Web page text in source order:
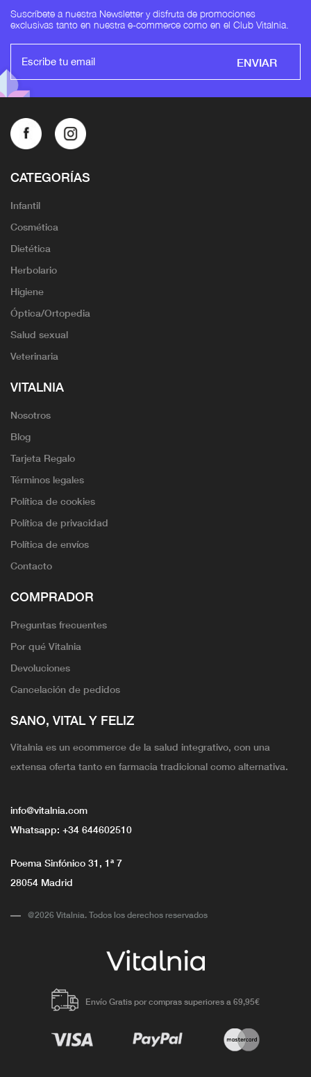
Suscríbete a nuestra Newsletter y disfruta de promociones
exclusivas tanto en nuestra e-commerce como en el Club Vitalnia.
ENVIAR
CATEGORÍAS
Infantil
Cosmética
Dietética
Herbolario
Higiene
Óptica/Ortopedia
Salud sexual
Veterinaria
VITALNIA
Nosotros
Blog
Tarjeta Regalo
Términos legales
Política de cookies
Política de privacidad
Política de envíos
Contacto
COMPRADOR
Preguntas frecuentes
Por qué Vitalnia
Devoluciones
Cancelación de pedidos
SANO, VITAL Y FELIZ
Vitalnia es un ecommerce de la salud integrativo, con una
extensa oferta tanto en farmacia tradicional como alternativa.
info@vitalnia.com
Whatsapp: +34 644602510
Poema Sinfónico 31, 1ª 7
28054 Madrid
@2026 Vitalnia. Todos los derechos reservados
Envío Gratis por compras superiores a 69,95€